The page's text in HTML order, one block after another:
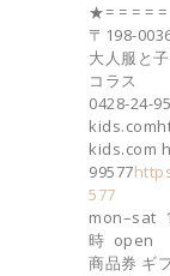
★= = = = =
〒198-
大人服と
コラス
0428-24-
kids.com
99577
577
時 open
商品券 ギ